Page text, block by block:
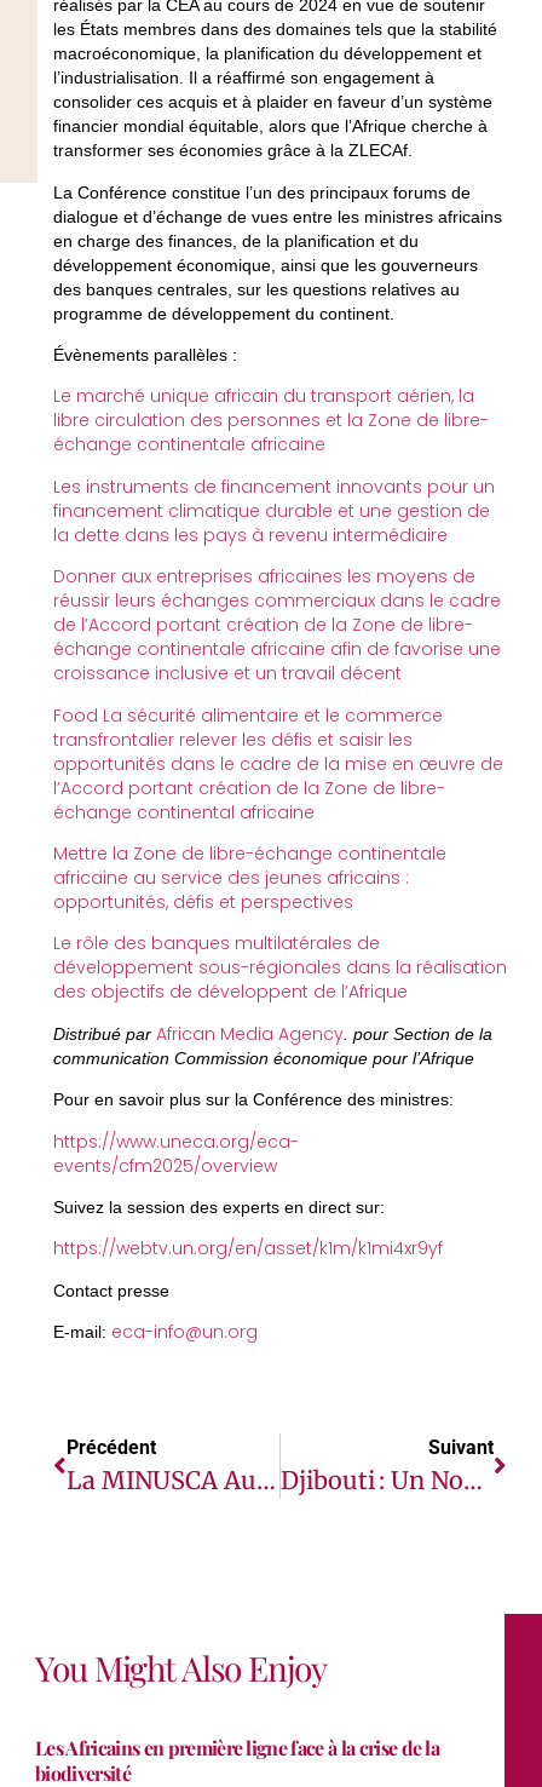
réalisés par la CEA au cours de 2024 en vue de soutenir
les États membres dans des domaines tels que la stabilité
macroéconomique, la planification du développement et
l’industrialisation. Il a réaffirmé son engagement à
consolider ces acquis et à plaider en faveur d’un système
financier mondial équitable, alors que l’Afrique cherche à
transformer ses économies grâce à la ZLECAf.
La Conférence constitue l’un des principaux forums de
dialogue et d’échange de vues entre les ministres africains
en charge des finances, de la planification et du
développement économique, ainsi que les gouverneurs
des banques centrales, sur les questions relatives au
programme de développement du continent.
Évènements parallèles :
Le marché unique africain du transport aérien, la
libre circulation des personnes et la Zone de libre-
échange continentale africaine
Les instruments de financement innovants pour un
financement climatique durable et une gestion de
la dette dans les pays à revenu intermédiaire
Donner aux entreprises africaines les moyens de
réussir leurs échanges commerciaux dans le cadre
de l’Accord portant création de la Zone de libre-
échange continentale africaine afin de favorise une
croissance inclusive et un travail décent
Food La sécurité alimentaire et le commerce
transfrontalier relever les défis et saisir les
opportunités dans le cadre de la mise en œuvre de
l’Accord portant création de la Zone de libre-
échange continental africaine
Mettre la Zone de libre-échange continentale
africaine au service des jeunes africains :
opportunités, défis et perspectives
Le rôle des banques multilatérales de
développement sous-régionales dans la réalisation
des objectifs de développent de l’Afrique
Distribué par African Media Agency. pour Section de la
communication Commission économique pour l’Afrique
Pour en savoir plus sur la Conférence des ministres:
https://www.uneca.org/eca-
events/cfm2025/overview
Suivez la session des experts en direct sur:
https://webtv.un.org/en/asset/k1m/k1mi4xr9yf
Contact presse
E-mail: eca-info@un.org
Précédent
La MINUSCA Aux Côtés Des Centrafricaines Lors De La Célébration De La Journée Internationale Des Femmes
Suivant
Djibouti : Un Nouveau Projet Pour Renforcer Les Communautés Et Soutenir Les Populations Vulnérables
You Might Also Enjoy
Les Africains en première ligne face à la crise de la
biodiversité